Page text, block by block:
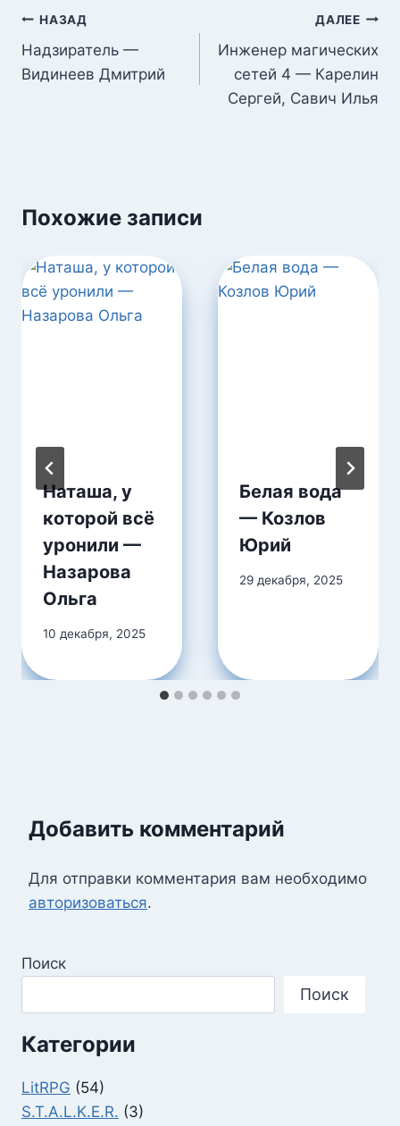
Навигация
по
записям
НАЗАД
Надзиратель —
Видинеев Дмитрий
ДАЛЕЕ
Инженер магических
сетей 4 — Карелин
Сергей, Савич Илья
Похожие записи
Наташа, у
которой всё
уронили —
Назарова
Ольга
10 декабря, 2025
Белая вода
— Козлов
Юрий
29 декабря, 2025
Добавить комментарий
Для отправки комментария вам необходимо
авторизоваться.
Поиск
Поиск
Категории
LitRPG (54)
S.T.A.L.K.E.R. (3)